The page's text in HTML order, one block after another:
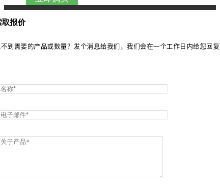
取报价
到需要的产品或数量？发个消息给我们，我们会在一个工作日内给您回 复